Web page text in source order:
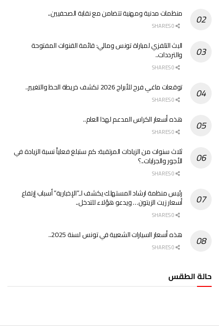
منظمات مدنية ومهنية تتضامن مع نقابة الصحفيين..
البث التلفزي لمباراة تونس ومالي: قائمة القنوات المفتوحة
والترددات..
توقعات ماغي فرح للأبراج 2026 تكشف خريطة الحظ والتغيير..
هذه أسعار الكراس المدعم لهذا العام..
ثلاث سنوات من الزيادات المرتقبة: كم ستبلغ فعلياً نسبة الزيادة في
الأجور والجرايات..؟
رئيس منظمة ارشاد المستهلك يكشف لـ”الإخبارية” أسباب إرتفاع
أسعار زيت الزيتون… ويدعو هؤلاء للتدخل..
هذه أسعار السيارات الشعبية في تونس لسنة 2025..
حالة الطقس